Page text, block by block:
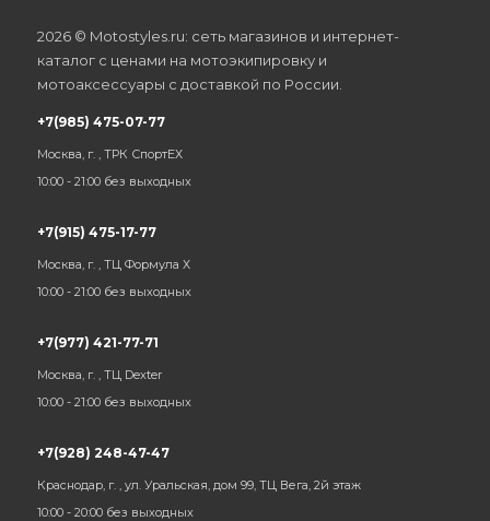
2026 © Motostyles.ru: сеть магазинов и интернет-
каталог с ценами на мотоэкипировку и
мотоаксессуары с доставкой по России.
+7(985) 475-07-77
Москва, г. , ТРК СпортЕХ
10:00 - 21:00 без выходных
+7(915) 475-17-77
Москва, г. , ТЦ Формула Х
10:00 - 21:00 без выходных
+7(977) 421-77-71
Москва, г. , ТЦ Dexter
10:00 - 21:00 без выходных
+7(928) 248-47-47
Краснодар, г. , ул. Уральская, дом 99, ТЦ Вега, 2й этаж
10:00 - 20:00 без выходных